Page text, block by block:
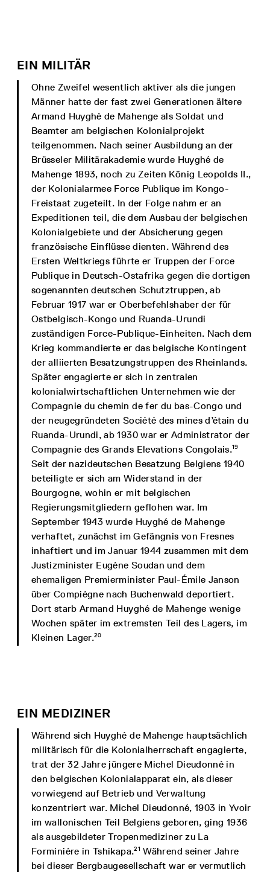
EIN MILITÄR
Ohne Zweifel wesentlich aktiver als die jungen
Männer hatte der fast zwei Generationen ältere
Armand Huyghé de Mahenge als Soldat und
Beamter am belgischen Kolonialprojekt
teilgenommen. Nach seiner Ausbildung an der
Brüsseler Militärakademie wurde Huyghé de
Mahenge 1893, noch zu Zeiten König Leopolds II.,
der Kolonialarmee Force Publique im Kongo-
Freistaat zugeteilt. In der Folge nahm er an
Expeditionen teil, die dem Ausbau der belgischen
Kolonialgebiete und der Absicherung gegen
französische Einflüsse dienten. Während des
Ersten Weltkriegs führte er Truppen der Force
Publique in Deutsch-Ostafrika gegen die dortigen
sogenannten deutschen Schutztruppen, ab
Februar 1917 war er Oberbefehlshaber der für
Ostbelgisch-Kongo und Ruanda-Urundi
zuständigen Force-Publique-Einheiten. Nach dem
Krieg kommandierte er das belgische Kontingent
der alliierten Besatzungstruppen des Rheinlands.
Später engagierte er sich in zentralen
kolonialwirtschaftlichen Unternehmen wie der
Compagnie du chemin de fer du bas-Congo und
der neugegründeten Société des mines d’étain du
Ruanda-Urundi, ab 1930 war er Administrator der
Compagnie des Grands Elevations Congolais.19
Seit der nazideutschen Besatzung Belgiens 1940
beteiligte er sich am Widerstand in der
Bourgogne, wohin er mit belgischen
Regierungsmitgliedern geflohen war. Im
September 1943 wurde Huyghé de Mahenge
verhaftet, zunächst im Gefängnis von Fresnes
inhaftiert und im Januar 1944 zusammen mit dem
Justizminister Eugène Soudan und dem
ehemaligen Premierminister Paul-Émile Janson
über Compiègne nach Buchenwald deportiert.
Dort starb Armand Huyghé de Mahenge wenige
Wochen später im extremsten Teil des Lagers, im
Kleinen Lager.20
EIN MEDIZINER
Während sich Huyghé de Mahenge hauptsächlich
militärisch für die Kolonialherrschaft engagierte,
trat der 32 Jahre jüngere Michel Dieudonné in
den belgischen Kolonialapparat ein, als dieser
vorwiegend auf Betrieb und Verwaltung
konzentriert war. Michel Dieudonné, 1903 in Yvoir
im wallonischen Teil Belgiens geboren, ging 1936
als ausgebildeter Tropenmediziner zu La
Forminière in Tshikapa.21 Während seiner Jahre
bei dieser Bergbaugesellschaft war er vermutlich